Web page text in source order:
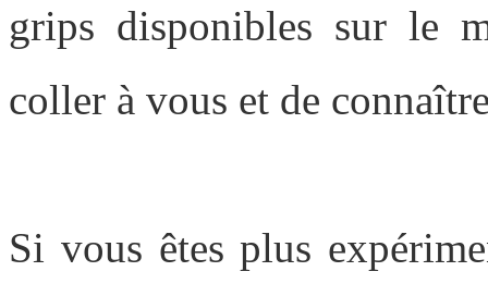
grips disponibles sur le
coller à vous et de
Si vous êtes plus